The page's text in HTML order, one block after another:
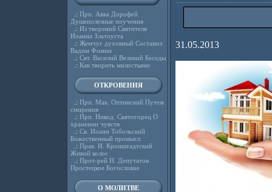
.: Прп. Авва Дорофей
Душеполезные поучения
.: Из творений Святителя
Иоанна Златоуста
.: Жемчуг духовный Составил
Вадим Фомин
.: Свт. Василий Великий Беседы
.: Как творить милостыню
ОТКРОВЕНИЯ
.: Прп. Мак. Оптинский Путем
смирения
.: Прп. Никод. Святогорец О
хранении чувств
.: Св. Иоанн Тобольский
Божественный промысл
.: Прав. И. Кронштадтский
Живой колос
.: Прот-рей Н. Депутатов
Простецкое Богословие
О МОЛИТВЕ
31.05.2013